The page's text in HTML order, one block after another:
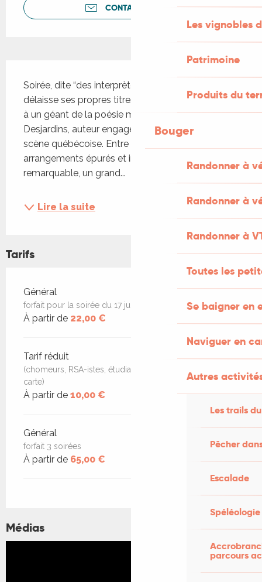
Les vignobles
Patrimoine
Produits du
Bouger
Randonner à
Randonner à
Randonner à
Toutes les
Se baigner en
Naviguer en
Autres
Les trails
Pêcher
Escalade
Spéléologie
parcours
CONTACTEZ-NOUS
Soirée, dite “des interprètes” : Stéphane Balmino
délaisse ses propres titres pour rendre hommage
à un géant de la poésie musicale : Richard
Desjardins, auteur engagé et incontournable de la
scène québécoise. Entre textes puissants,
arrangements épurés et intensité vocale
remarquable, un grand...
Lire la suite
Tarifs
Tarifs 2026
Général
forfait pour la soirée du 17 juillet
À partir de 22,00 €
Tarif réduit
(chomeurs, RSA-istes, étudiants, sur présentation de la
carte)
À partir de 10,00 €
Général
forfait 3 soirées
À partir de 65,00 €
Médias